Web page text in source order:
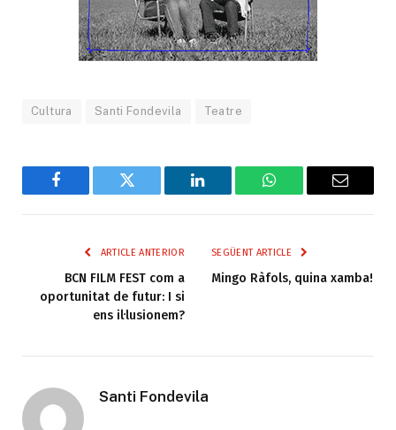
Cultura Santi Fondevila Teatre
Facebook Twitter LinkedIn WhatsAppEmail
ARTICLE ANTERIOR
BCN FILM FEST com a
oportunitat de futur: I si
ens il·lusionem?
SEGÜENT ARTICLE
Mingo Ràfols, quina xamba!
Santi Fondevila